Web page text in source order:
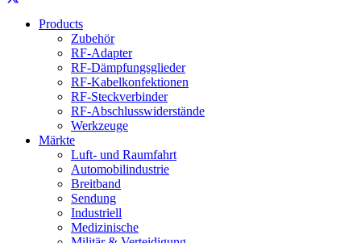
Products
Zubehör
RF-Adapter
RF-Dämpfungsglieder
RF-Kabelkonfektionen
RF-Steckverbinder
RF-Abschlusswiderstände
Werkzeuge
Märkte
Luft- und Raumfahrt
Automobilindustrie
Breitband
Sendung
Industriell
Medizinische